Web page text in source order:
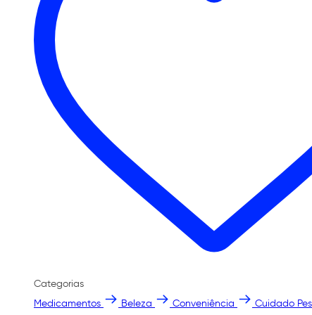
Categorias
Medicamentos
Beleza Conveniência Cuidado